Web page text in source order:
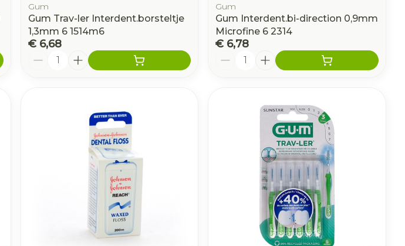
Gum
Gum Trav-ler Interdent.borsteltje
1,3mm 6 1514m6
€ 6,68
Aantal
Gum
Gum Interdent.bi-direction 0,9mm
Microfine 6 2314
€ 6,78
Aantal